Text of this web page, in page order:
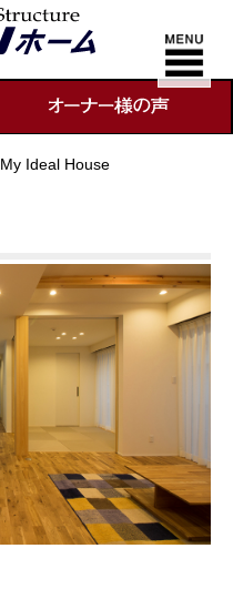
My Ideal House